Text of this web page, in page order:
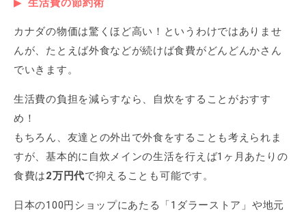
生活費の節約術
カナダの物価は驚くほど高い！というわけではありませ
んが、たとえば外食などが続けば食費がどんどんかさん
でいきます。
生活費の負担を減らすなら、自炊をすることがおすす
め！
もちろん、友達との外出で外食をすることも考えられま
すが、基本的に自炊メインの生活を行えば1ヶ月あたりの
食費は2万円代で抑えることも可能です。
日本の100円ショップにあたる「1ダラーストア」や地元